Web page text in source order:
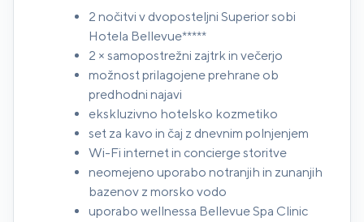
2 nočitvi v dvoposteljni Superior sobi
Hotela Bellevue*****
2 × samopostrežni zajtrk in večerjo
možnost prilagojene prehrane ob
predhodni najavi
ekskluzivno hotelsko kozmetiko
set za kavo in čaj z dnevnim polnjenjem
Wi-Fi internet in concierge storitve
neomejeno uporabo notranjih in zunanjih
bazenov z morsko vodo
uporabo wellnessa Bellevue Spa Clinic